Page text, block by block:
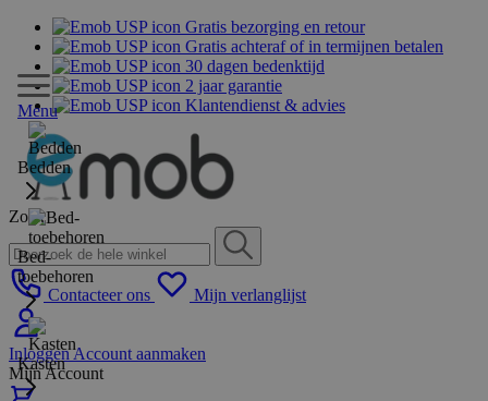
Gratis bezorging en retour
Gratis achteraf of in termijnen betalen
30 dagen bedenktijd
2 jaar garantie
Klantendienst & advies
Zoek
Contacteer ons Mijn verlanglijst
InloggenAccount aanmaken
Mijn Account
Menu
Bedden
Bed-
toebehoren
Kasten